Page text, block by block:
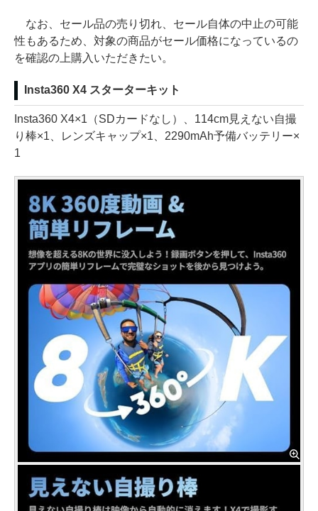
なお、セール品の売り切れ、セール自体の中止の可能
性もあるため、対象の商品がセール価格になっているの
を確認の上購入いただきたい。
Insta360 X4 スターターキット
Insta360 X4×1（SDカードなし）、114cm見えない自撮
り棒×1、レンズキャップ×1、2290mAh予備バッテリー×
1